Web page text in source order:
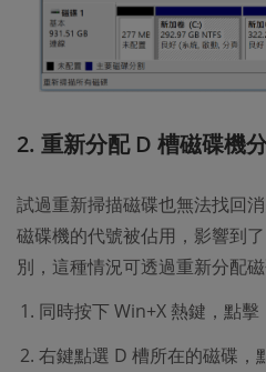
2. 重新分配 D 槽磁碟機
試過重新掃描磁碟也無法找回
磁碟機的代號被佔用，影響到
別，這種情況可透過重新分配磁
同時按下 Win+X 熱鍵，點擊
右鍵點選 D 槽所在的磁碟，